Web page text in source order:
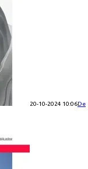
20-10-2024 10:06De